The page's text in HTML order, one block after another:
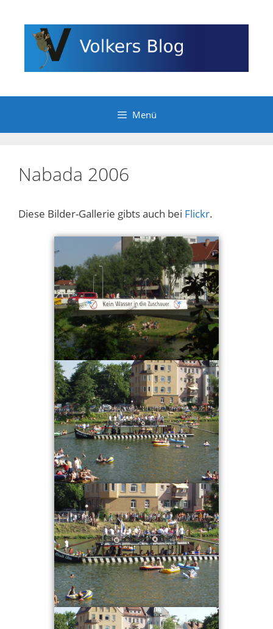
Inhalt
springen
Menü
Nabada 2006
Diese Bilder-Gallerie gibts auch bei Flickr.